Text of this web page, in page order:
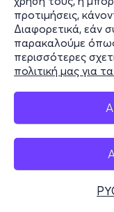
προτιμήσεις,
Διαφορετικά, εάν
παρακαλούμε
περισσότερες
πολιτική μας για